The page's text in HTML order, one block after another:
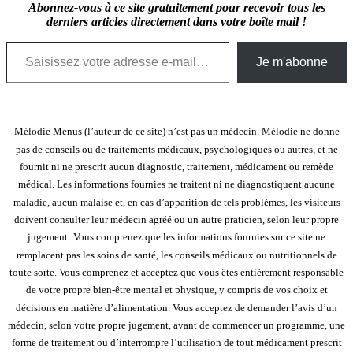
Abonnez-vous à ce site gratuitement pour recevoir tous les
derniers articles directement dans votre boîte mail !
Saisissez votre adresse e-mail…
Je m'abonne
Mélodie Menus (l’auteur de ce site) n’est pas un médecin. Mélodie ne donne
pas de conseils ou de traitements médicaux, psychologiques ou autres, et ne
fournit ni ne prescrit aucun diagnostic, traitement, médicament ou remède
médical. Les informations fournies ne traitent ni ne diagnostiquent aucune
maladie, aucun malaise et, en cas d’apparition de tels problèmes, les visiteurs
doivent consulter leur médecin agréé ou un autre praticien, selon leur propre
jugement. Vous comprenez que les informations fournies sur ce site ne
remplacent pas les soins de santé, les conseils médicaux ou nutritionnels de
toute sorte. Vous comprenez et acceptez que vous êtes entièrement responsable
de votre propre bien-être mental et physique, y compris de vos choix et
décisions en matière d’alimentation. Vous acceptez de demander l’avis d’un
médecin, selon votre propre jugement, avant de commencer un programme, une
forme de traitement ou d’interrompre l’utilisation de tout médicament prescrit